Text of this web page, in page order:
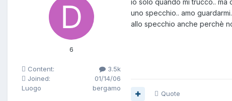
6
Content:
3.5k
Joined:
01/14/06
Luogo
bergamo
io solo quando mi trucco.. ma
uno specchio.. amo
allo specchio anche perchè
Quote